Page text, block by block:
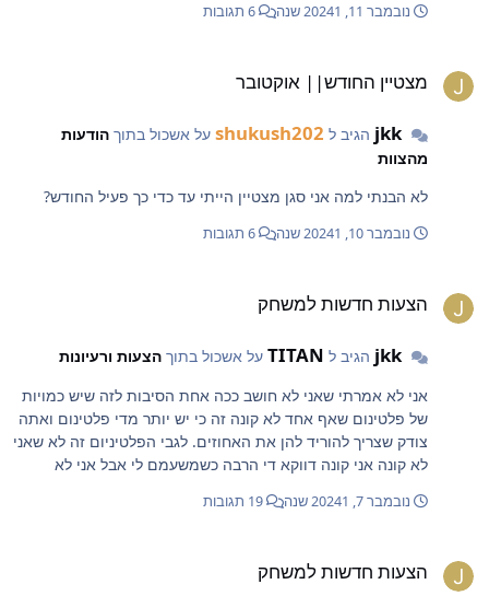
נובמבר 11, 2024 1 שנה
מצטיין החודש|| אוקטובר
jkk הגיב ל shukush202על אשכול בתוך הודעות
מהצוות
לא הבנתי למה אני סגן מצטיין הייתי עד כדי כך פעיל החודש?
נובמבר 10, 2024 1 שנה
הצעות חדשות למשחק
jkk הגיב ל TITANעל אשכול בתוך הצעות ורעיונות
אני לא אמרתי שאני לא חושב ככה אחת הסיבות לזה שיש כמויות
של פלטינום שאף אחד לא קונה זה כי יש יותר מדי פלטינום ואתה
צודק שצריך להוריד להן את האחוזים. לגבי הפלטיניום זה לא שאני
לא קונה אני קונה דווקא די הרבה כשמשעמם לי אבל אני לא
קונה פעם ב ואם אני רוצה לקנות עוד אז אני קונה
נובמבר 7, 2024 1 שנה
הצעות חדשות למשחק